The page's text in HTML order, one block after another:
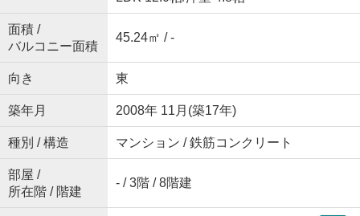
面積 /
バルコニー面積
45.24㎡ / -
向き 東
築年月 2008年 11月(築17年)
種別 / 構造 マンション / 鉄筋コンクリート
部屋 /
所在階 / 階建
- / 3階 / 8階建